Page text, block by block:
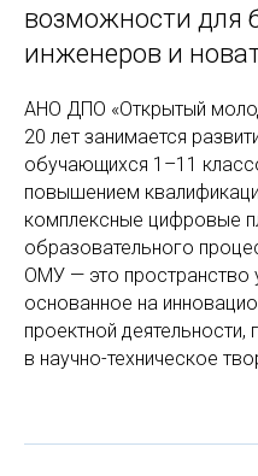
возможности для
инженеров и
АНО ДПО «Открытый
20 лет занимается
обучающихся 1–11
повышением
комплексные цифровые
образовательного
ОМУ — это пространство
основанное на
проектной
в научно-техническое